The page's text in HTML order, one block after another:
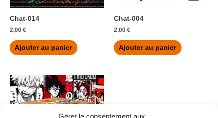
Gérer le consentement aux
Chat-014
2,00 €
Ajouter au panier
Chat-004
2,00 €
Ajouter au panier